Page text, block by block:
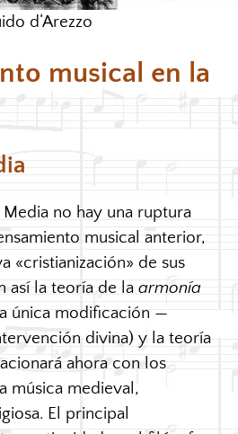
d‘Arezzo
musical en la
no hay una ruptura
musical anterior,
«cristianización» de sus
así la teoría de la armonía
única modificación —
divina) y la teoría
ahora con los
música medieval,
El principal